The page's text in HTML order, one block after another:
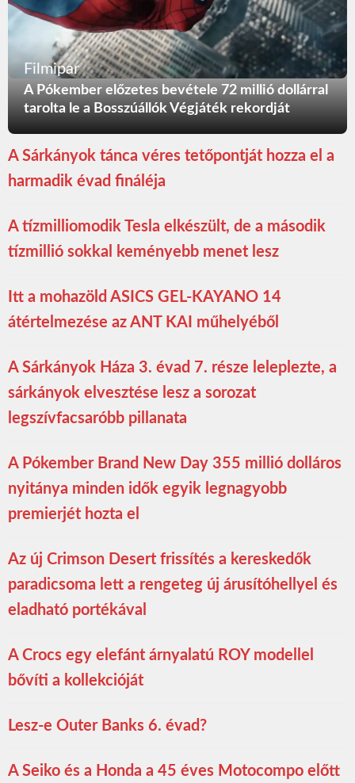
Filmipar
A Pókember előzetes bevétele 72 millió dollárral
tarolta le a Bosszúállók Végjáték rekordját
A Sárkányok tánca véres tetőpontját hozza el a
harmadik évad fináléja
A tízmilliomodik Tesla elkészült, de a második
tízmillió sokkal keményebb menet lesz
Itt a mohazöld ASICS GEL-KAYANO 14
átértelmezése az ANT KAI műhelyéből
A Sárkányok Háza 3. évad 7. része leleplezte, a
sárkányok elvesztése lesz a sorozat
legszívfacsaróbb pillanata
A Pókember Brand New Day 355 millió dolláros
nyitánya minden idők egyik legnagyobb
premierjét hozta el
Az új Crimson Desert frissítés a kereskedők
paradicsoma lett a rengeteg új árusítóhellyel és
eladható portékával
A Crocs egy elefánt árnyalatú ROY modellel
bővíti a kollekcióját
Lesz-e Outer Banks 6. évad?
A Seiko és a Honda a 45 éves Motocompo előtt